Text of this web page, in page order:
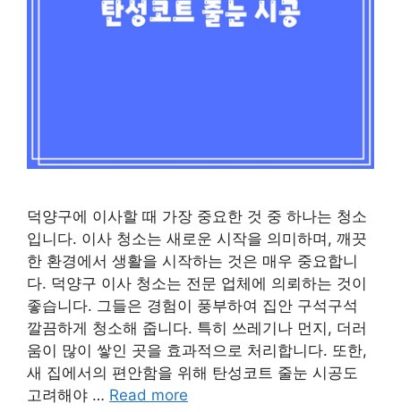
덕양구에 이사할 때 가장 중요한 것 중 하나는 청소
입니다. 이사 청소는 새로운 시작을 의미하며, 깨끗
한 환경에서 생활을 시작하는 것은 매우 중요합니
다. 덕양구 이사 청소는 전문 업체에 의뢰하는 것이
좋습니다. 그들은 경험이 풍부하여 집안 구석구석
깔끔하게 청소해 줍니다. 특히 쓰레기나 먼지, 더러
움이 많이 쌓인 곳을 효과적으로 처리합니다. 또한,
새 집에서의 편안함을 위해 탄성코트 줄눈 시공도
고려해야 … Read more